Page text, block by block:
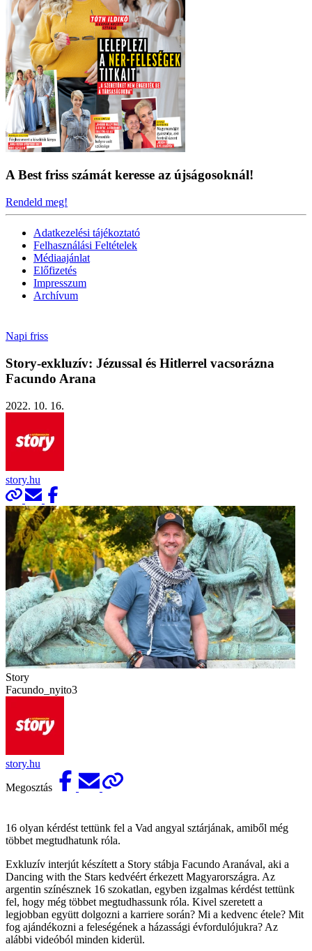
A Best friss számát keresse az újságosoknál!
Rendeld meg!
Adatkezelési tájékoztató
Felhasználási Feltételek
Médiaajánlat
Előfizetés
Impresszum
Archívum
Napi friss
Story-exkluzív: Jézussal és Hitlerrel vacsorázna
Facundo Arana
2022. 10. 16.
story.hu
Story
Facundo_nyito3
story.hu
Megosztás
16 olyan kérdést tettünk fel a Vad angyal sztárjának, amiből még
többet megtudhatunk róla.
Exkluzív interjút készített a Story stábja Facundo Aranával, aki a
Dancing with the Stars kedvéért érkezett Magyarországra. Az
argentin színésznek 16 szokatlan, egyben izgalmas kérdést tettünk
fel, hogy még többet megtudhassunk róla. Kivel szeretett a
legjobban együtt dolgozni a karriere során? Mi a kedvenc étele? Mit
fog ajándékozni a feleségének a házassági évfordulójukra? Az
alábbi videóból minden kiderül.